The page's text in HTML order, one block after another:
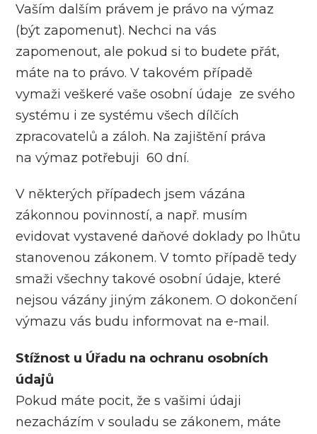
Vaším dalším právem je právo na výmaz
(být zapomenut). Nechci na vás
zapomenout, ale pokud si to budete přát,
máte na to právo. V takovém případě
vymaži veškeré vaše osobní údaje ze svého
systému i ze systému všech dílčích
zpracovatelů a záloh. Na zajištění práva
na výmaz potřebuji 60 dní.
V některých případech jsem vázána
zákonnou povinností, a např. musím
evidovat vystavené daňové doklady po lhůtu
stanovenou zákonem. V tomto případě tedy
smaži všechny takové osobní údaje, které
nejsou vázány jiným zákonem. O dokončení
výmazu vás budu informovat na e-mail.
Stížnost u Úřadu na ochranu osobních
údajů
Pokud máte pocit, že s vašimi údaji
nezacházím v souladu se zákonem, máte